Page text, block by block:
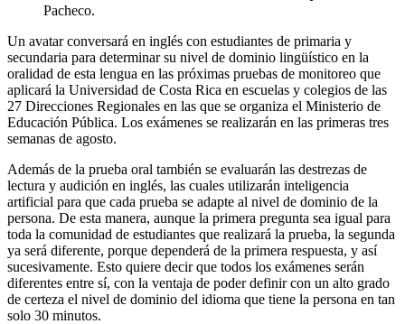
Pacheco.
Un avatar conversará en inglés con estudiantes de primaria y
secundaria para determinar su nivel de dominio lingüístico en la
oralidad de esta lengua en las próximas pruebas de monitoreo que
aplicará la Universidad de Costa Rica en escuelas y colegios de las
27 Direcciones Regionales en las que se organiza el Ministerio de
Educación Pública. Los exámenes se realizarán en las primeras tres
semanas de agosto.
Además de la prueba oral también se evaluarán las destrezas de
lectura y audición en inglés, las cuales utilizarán inteligencia
artificial para que cada prueba se adapte al nivel de dominio de la
persona. De esta manera, aunque la primera pregunta sea igual para
toda la comunidad de estudiantes que realizará la prueba, la segunda
ya será diferente, porque dependerá de la primera respuesta, y así
sucesivamente. Esto quiere decir que todos los exámenes serán
diferentes entre sí, con la ventaja de poder definir con un alto grado
de certeza el nivel de dominio del idioma que tiene la persona en tan
solo 30 minutos.